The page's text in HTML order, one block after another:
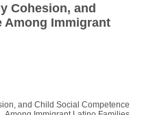
Cohesion, and
Among Immigrant
and Child Social Competence